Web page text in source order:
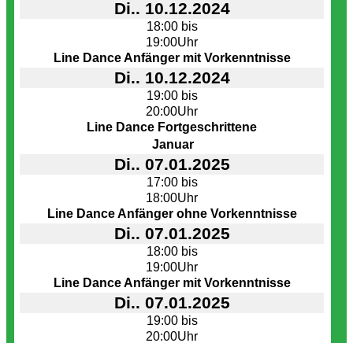
Di.. 10.12.2024
18:00 bis
19:00Uhr
Line Dance Anfänger mit Vorkenntnisse
Di.. 10.12.2024
19:00 bis
20:00Uhr
Line Dance Fortgeschrittene
Januar
Di.. 07.01.2025
17:00 bis
18:00Uhr
Line Dance Anfänger ohne Vorkenntnisse
Di.. 07.01.2025
18:00 bis
19:00Uhr
Line Dance Anfänger mit Vorkenntnisse
Di.. 07.01.2025
19:00 bis
20:00Uhr